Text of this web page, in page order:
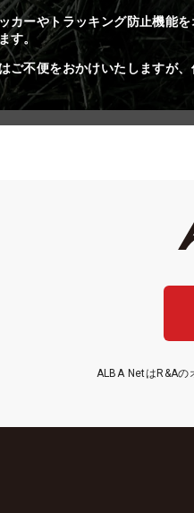
カーやトラッキング防止機能
す。
ご不便をおかけいたしますが
ALBA NetはR&Aの